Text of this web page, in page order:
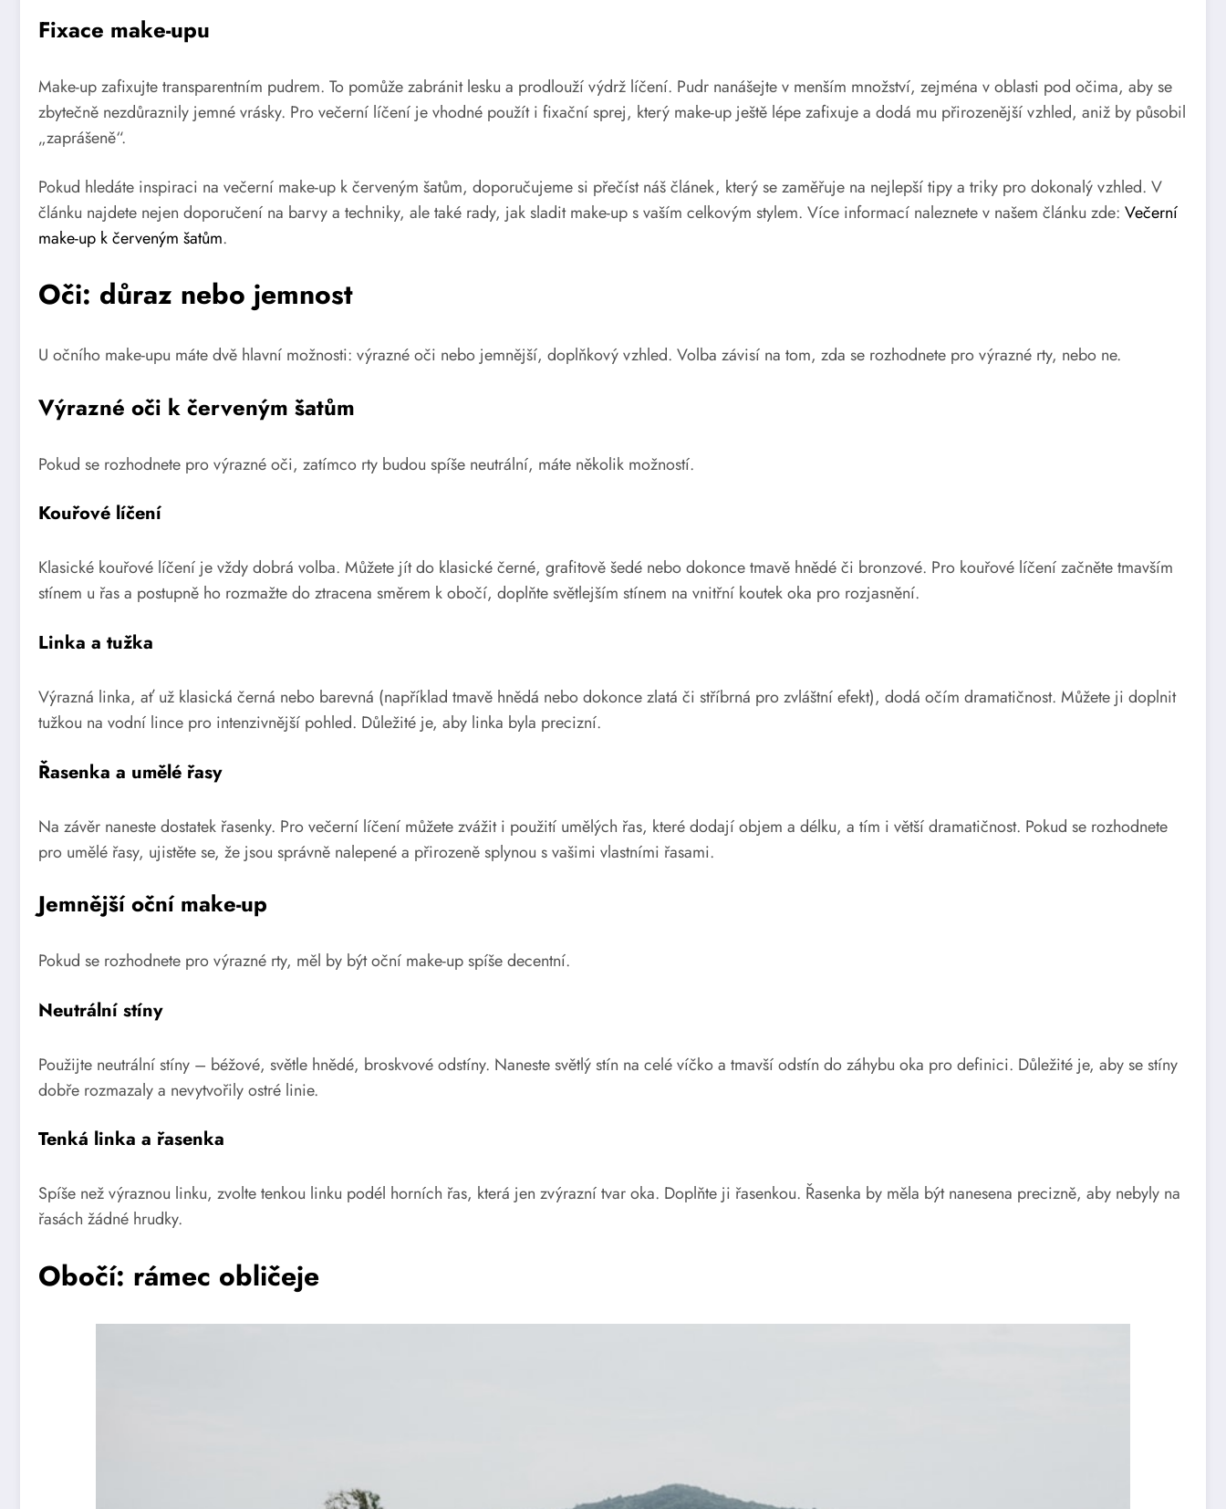
Fixace make-upu
Make-up zafixujte transparentním pudrem. To pomůže zabránit lesku a prodlouží výdrž líčení. Pudr nanášejte v menším množství, zejména v oblasti pod očima, aby se
zbytečně nezdůraznily jemné vrásky. Pro večerní líčení je vhodné použít i fixační sprej, který make-up ještě lépe zafixuje a dodá mu přirozenější vzhled, aniž by působil
„zaprášeně“.
Pokud hledáte inspiraci na večerní make-up k červeným šatům, doporučujeme si přečíst náš článek, který se zaměřuje na nejlepší tipy a triky pro dokonalý vzhled. V
článku najdete nejen doporučení na barvy a techniky, ale také rady, jak sladit make-up s vaším celkovým stylem. Více informací naleznete v našem článku zde: Večerní
make-up k červeným šatům.
Oči: důraz nebo jemnost
U očního make-upu máte dvě hlavní možnosti: výrazné oči nebo jemnější, doplňkový vzhled. Volba závisí na tom, zda se rozhodnete pro výrazné rty, nebo ne.
Výrazné oči k červeným šatům
Pokud se rozhodnete pro výrazné oči, zatímco rty budou spíše neutrální, máte několik možností.
Kouřové líčení
Klasické kouřové líčení je vždy dobrá volba. Můžete jít do klasické černé, grafitově šedé nebo dokonce tmavě hnědé či bronzové. Pro kouřové líčení začněte tmavším
stínem u řas a postupně ho rozmažte do ztracena směrem k obočí, doplňte světlejším stínem na vnitřní koutek oka pro rozjasnění.
Linka a tužka
Výrazná linka, ať už klasická černá nebo barevná (například tmavě hnědá nebo dokonce zlatá či stříbrná pro zvláštní efekt), dodá očím dramatičnost. Můžete ji doplnit
tužkou na vodní lince pro intenzivnější pohled. Důležité je, aby linka byla precizní.
Řasenka a umělé řasy
Na závěr naneste dostatek řasenky. Pro večerní líčení můžete zvážit i použití umělých řas, které dodají objem a délku, a tím i větší dramatičnost. Pokud se rozhodnete
pro umělé řasy, ujistěte se, že jsou správně nalepené a přirozeně splynou s vašimi vlastními řasami.
Jemnější oční make-up
Pokud se rozhodnete pro výrazné rty, měl by být oční make-up spíše decentní.
Neutrální stíny
Použijte neutrální stíny – béžové, světle hnědé, broskvové odstíny. Naneste světlý stín na celé víčko a tmavší odstín do záhybu oka pro definici. Důležité je, aby se stíny
dobře rozmazaly a nevytvořily ostré linie.
Tenká linka a řasenka
Spíše než výraznou linku, zvolte tenkou linku podél horních řas, která jen zvýrazní tvar oka. Doplňte ji řasenkou. Řasenka by měla být nanesena precizně, aby nebyly na
řasách žádné hrudky.
Obočí: rámec obličeje